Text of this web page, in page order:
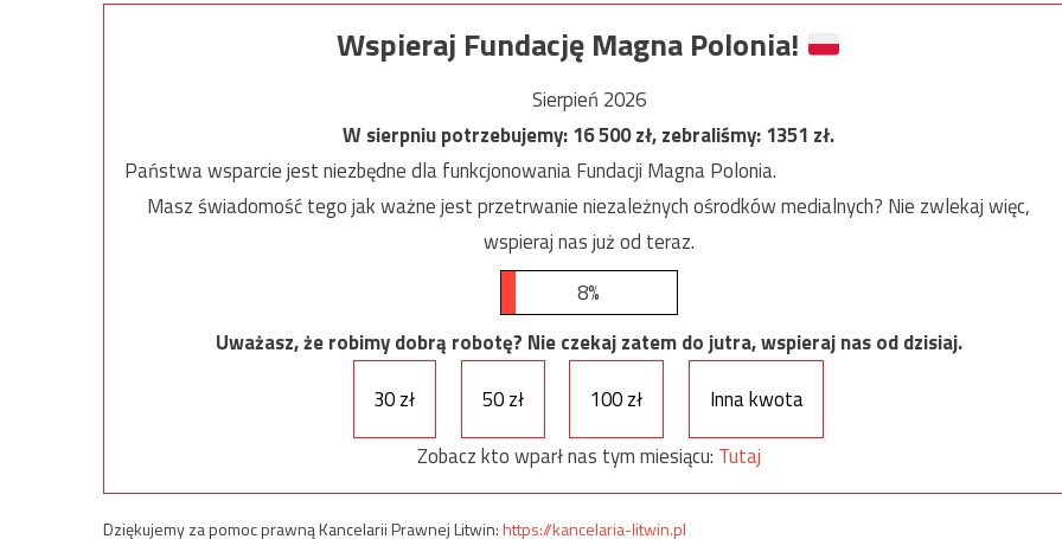
Wspieraj Fundację Magna Polonia!
Sierpień 2026
W sierpniu potrzebujemy:16 500zł, zebraliśmy:1351 zł.
Państwa wsparcie jest niezbędne dla funkcjonowania Fundacji Magna Polonia.
Masz świadomość tego jak ważne jest przetrwanie niezależnych ośrodków medialnych? Nie zwlekaj więc,
wspieraj nas już od teraz.
8%
Uważasz, że robimy dobrą robotę? Nie czekaj zatem do jutra, wspieraj nas od dzisiaj.
30 zł
50 zł 100 zł
Inna kwota
Zobacz kto wparł nas tym miesiącu: Tutaj
Dziękujemy za pomoc prawną Kancelarii Prawnej Litwin:https://kancelaria-litwin.pl